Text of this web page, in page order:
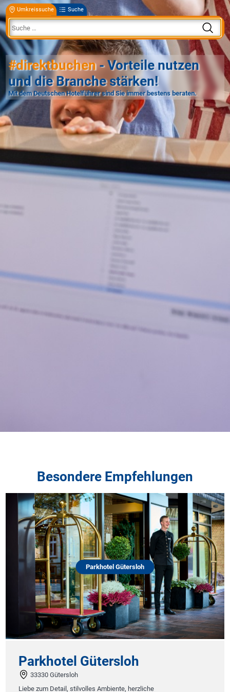
Umkreissuche Suche
#direktbuchen- Vorteile nutzen
und die Branche stärken!
Mit dem Deutschen Hotelführer sind Sie immer bestens beraten.
Besondere Empfehlungen
Parkhotel Gütersloh
Parkhotel Gütersloh
33330 Gütersloh
Liebe zum Detail, stilvolles Ambiente, herzliche